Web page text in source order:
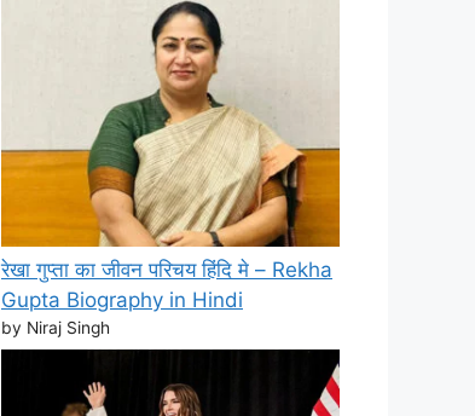
रेखा गुप्ता का जीवन परिचय हिंदि मे – Rekha
Gupta Biography in Hindi
by Niraj Singh